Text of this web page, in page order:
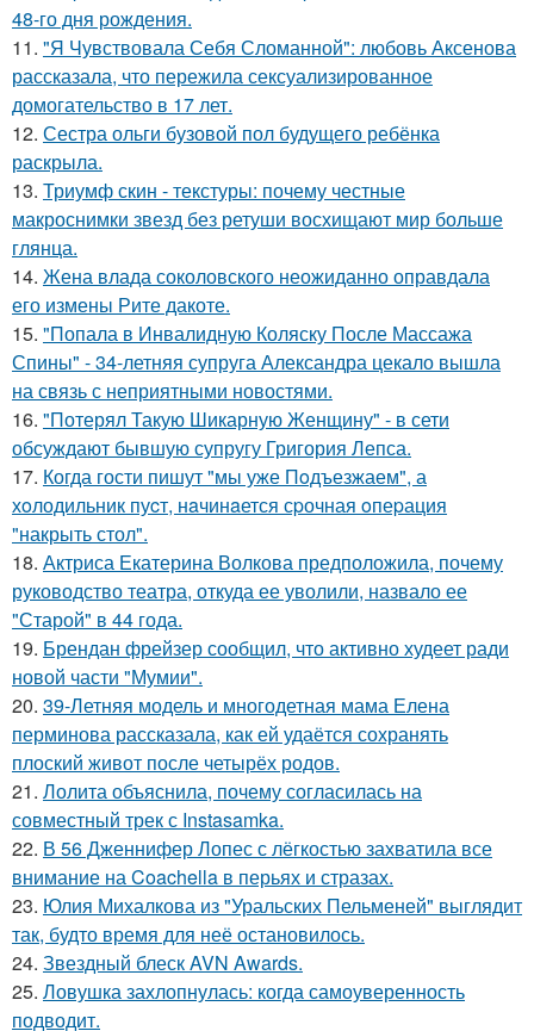
48-го дня рождения.
11. "Я Чувствовала Себя Сломанной": любовь Аксенова
рассказала, что пережила сексуализированное
домогательство в 17 лет.
12. Сестра ольги бузовой пол будущего ребёнка
раскрыла.
13. Триумф скин - текстуры: почему честные
макроснимки звезд без ретуши восхищают мир больше
глянца.
14. Жена влада соколовского неожиданно оправдала
его измены Рите дакоте.
15. "Попала в Инвалидную Коляску После Массажа
Спины" - 34-летняя супруга Александра цекало вышла
на связь с неприятными новостями.
16. "Потерял Такую Шикарную Женщину" - в сети
обсуждают бывшую супругу Григория Лепса.
17. Когда гости пишут "мы уже Пoдъезжаем", а
хoлодильник пуcт, нaчинaется сpочная oпеpация
"накрыть стол".
18. Актриса Екатерина Волкова предположила, почему
руководство театра, откуда ее уволили, назвало ее
"Старой" в 44 года.
19. Брендан фрейзер сообщил, что активно худеет ради
новой части "Мумии".
20. 39-Летняя модель и многодетная мама Елена
перминова рассказала, как ей удаётся сохранять
плоский живот после четырёх родов.
21. Лолита объяснила, почему согласилась на
совместный трек с Instasamka.
22. В 56 Дженнифер Лопес с лёгкостью захватила все
внимание на Coachella в перьях и стразах.
23. Юлия Михалкова из "Уральских Пельменей" выглядит
так, будто время для неё остановилось.
24. Звездный блеск AVN Awards.
25. Ловушка захлопнулась: когда самоуверенность
подводит.